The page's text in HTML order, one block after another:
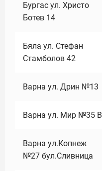
Бургас ул. Христо
Ботев 14
Бяла ул. Стефан
Стамболов 42
Варна ул. Дрин №13
Варна ул. Мир №35 В
Варна ул.Копнеж
№27 бул.Сливница